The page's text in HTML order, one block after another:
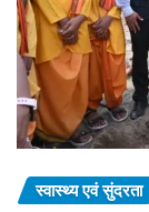
स्वास्थ्य एवं सुंदरता